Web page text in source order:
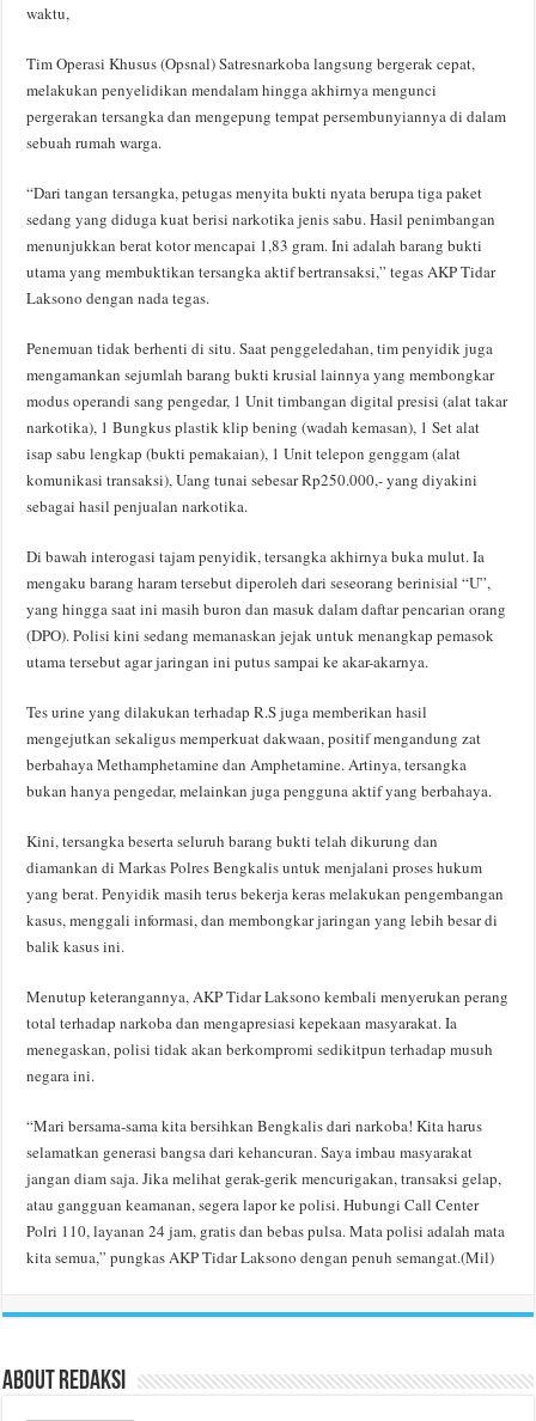
waktu,
Tim Operasi Khusus (Opsnal) Satresnarkoba langsung bergerak cepat,
melakukan penyelidikan mendalam hingga akhirnya mengunci
pergerakan tersangka dan mengepung tempat persembunyiannya di dalam
sebuah rumah warga.
“Dari tangan tersangka, petugas menyita bukti nyata berupa tiga paket
sedang yang diduga kuat berisi narkotika jenis sabu. Hasil penimbangan
menunjukkan berat kotor mencapai 1,83 gram. Ini adalah barang bukti
utama yang membuktikan tersangka aktif bertransaksi,” tegas AKP Tidar
Laksono dengan nada tegas.
Penemuan tidak berhenti di situ. Saat penggeledahan, tim penyidik juga
mengamankan sejumlah barang bukti krusial lainnya yang membongkar
modus operandi sang pengedar, 1 Unit timbangan digital presisi (alat takar
narkotika), 1 Bungkus plastik klip bening (wadah kemasan), 1 Set alat
isap sabu lengkap (bukti pemakaian), 1 Unit telepon genggam (alat
komunikasi transaksi), Uang tunai sebesar Rp250.000,- yang diyakini
sebagai hasil penjualan narkotika.
Di bawah interogasi tajam penyidik, tersangka akhirnya buka mulut. Ia
mengaku barang haram tersebut diperoleh dari seseorang berinisial “U”,
yang hingga saat ini masih buron dan masuk dalam daftar pencarian orang
(DPO). Polisi kini sedang memanaskan jejak untuk menangkap pemasok
utama tersebut agar jaringan ini putus sampai ke akar-akarnya.
Tes urine yang dilakukan terhadap R.S juga memberikan hasil
mengejutkan sekaligus memperkuat dakwaan, positif mengandung zat
berbahaya Methamphetamine dan Amphetamine. Artinya, tersangka
bukan hanya pengedar, melainkan juga pengguna aktif yang berbahaya.
Kini, tersangka beserta seluruh barang bukti telah dikurung dan
diamankan di Markas Polres Bengkalis untuk menjalani proses hukum
yang berat. Penyidik masih terus bekerja keras melakukan pengembangan
kasus, menggali informasi, dan membongkar jaringan yang lebih besar di
balik kasus ini.
Menutup keterangannya, AKP Tidar Laksono kembali menyerukan perang
total terhadap narkoba dan mengapresiasi kepekaan masyarakat. Ia
menegaskan, polisi tidak akan berkompromi sedikitpun terhadap musuh
negara ini.
“Mari bersama-sama kita bersihkan Bengkalis dari narkoba! Kita harus
selamatkan generasi bangsa dari kehancuran. Saya imbau masyarakat
jangan diam saja. Jika melihat gerak-gerik mencurigakan, transaksi gelap,
atau gangguan keamanan, segera lapor ke polisi. Hubungi Call Center
Polri 110, layanan 24 jam, gratis dan bebas pulsa. Mata polisi adalah mata
kita semua,” pungkas AKP Tidar Laksono dengan penuh semangat.(Mil)
About Redaksi